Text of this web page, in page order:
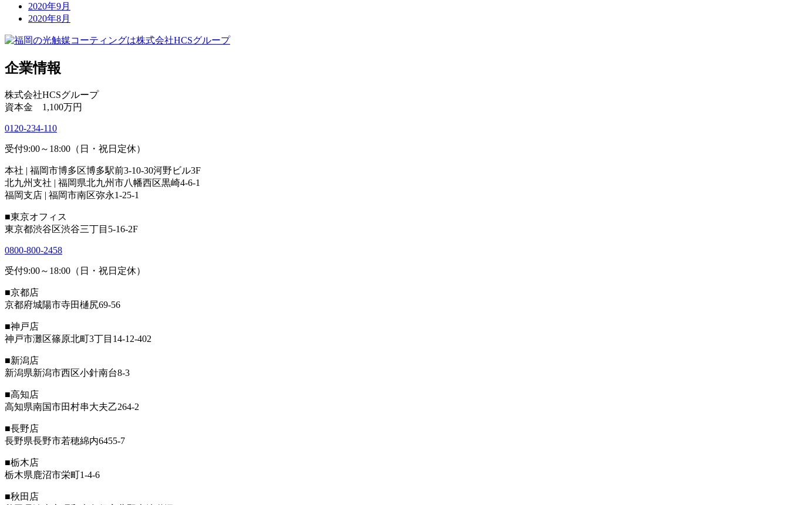
2020年9月
2020年8月
企業情報
株式会社HCSグループ
資本金 1,100万円
0120-234-110
受付9:00～18:00（日・祝日定休）
本社 | 福岡市博多区博多駅前3-10-30河野ビル3F
北九州支社 | 福岡県北九州市八幡西区黒崎4-6-1
福岡支店 | 福岡市南区弥永1-25-1
■東京オフィス
東京都渋谷区渋谷三丁目5-16-2F
0800-800-2458
受付9:00～18:00（日・祝日定休）
■京都店
京都府城陽市寺田樋尻69-56
■神戸店
神戸市灘区篠原北町3丁目14-12-402
■新潟店
新潟県新潟市西区小針南台8-3
■高知店
高知県南国市田村串大夫乙264-2
■長野店
長野県長野市若穂綿内6455-7
■栃木店
栃木県鹿沼市栄町1-4-6
■秋田店